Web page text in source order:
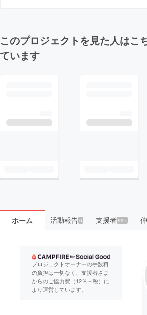
このプロジェクトを見た人はこ
ています
ホーム 活動報告6 支援者99+
プロジェクトオーナーの手数料
の負担は一切なく、支援者さま
からのご協力費（12％＋税）に
より運営しています。